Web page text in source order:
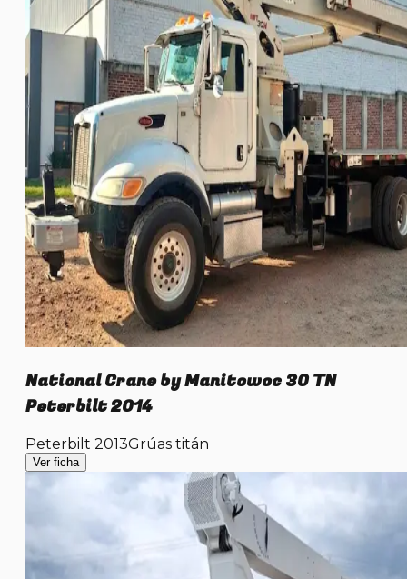
National Crane by Manitowoc 30 TN
Peterbilt 2014
Peterbilt 2013Grúas titán
Ver ficha